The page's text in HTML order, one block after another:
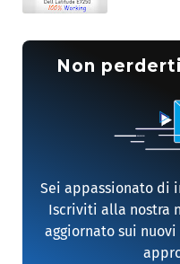
Non
Sei appassionato di
Iscriviti alla nostra
aggiornato sui